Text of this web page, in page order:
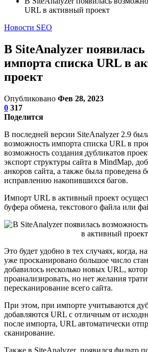
URL в активный проект
Новости SEO
В SiteAnalyzer появилась
импорта списка URL в
проект
Опубликовано Фев 28, 2023
0 317
Поделится
В последней версии SiteAnalyzer 2.9
возможность импорта списка URL в
возможность создания дубликатов
экспорт структуры сайта в MindMap,
анкоров сайта, а также была проведена
исправлению накопившихся багов.
Импорт URL в активный проект
буфера обмена, текстового файла или
Это будет удобно в тех случаях, когда,
уже просканировано большое число
добавилось несколько новых URL,
проанализировать, но нет желания
пересканирование всего сайта.
При этом, при импорте учитываются
добавляются URL с отличным от
после импорта, URL автоматически
сканирование.
Также в SiteAnalyzer появился фильтр